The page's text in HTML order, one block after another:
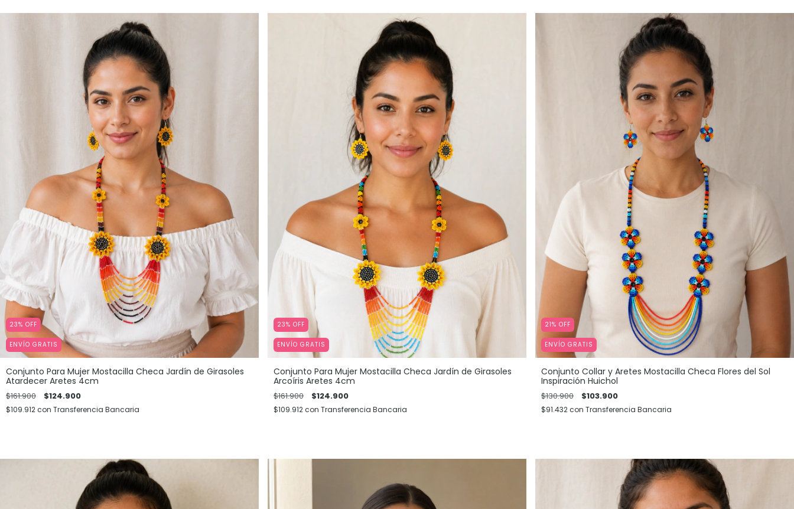
23% OFF
ENVÍO GRATIS
Conjunto Para Mujer Mostacilla Checa Jardín de Girasoles
Atardecer Aretes 4cm
$161.900 $124.900
$109.912con Transferencia Bancaria
23% OFF
ENVÍO GRATIS
Conjunto Para Mujer Mostacilla Checa Jardín de Girasoles
Arcoíris Aretes 4cm
$161.900 $124.900
$109.912con Transferencia Bancaria
21% OFF
ENVÍO GRATIS
Conjunto Collar y Aretes Mostacilla Checa Flores del Sol
Inspiración Huichol
$130.900 $103.900
$91.432con Transferencia Bancaria